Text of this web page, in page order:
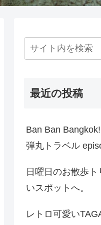
最近の投稿
Ban Ban
弾丸トラベル
日曜日のお散歩
いスポットへ。
レトロ可愛い